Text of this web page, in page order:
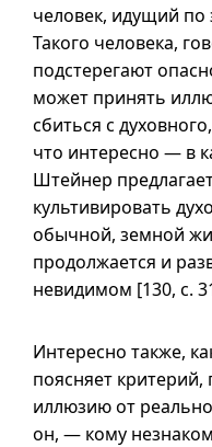
человек, идущий по
Такого человека,
подстерегают
может принять
сбиться с
что интересно — в
Штейнер
культивировать
обычной, земной
продолжается и
невидимом [130, с.
Интересно также,
поясняет
иллюзию от
он, — кому